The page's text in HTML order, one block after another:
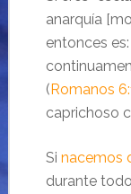
anarquía
entonces
(Romanos
caprichoso
Si nacemos
durante